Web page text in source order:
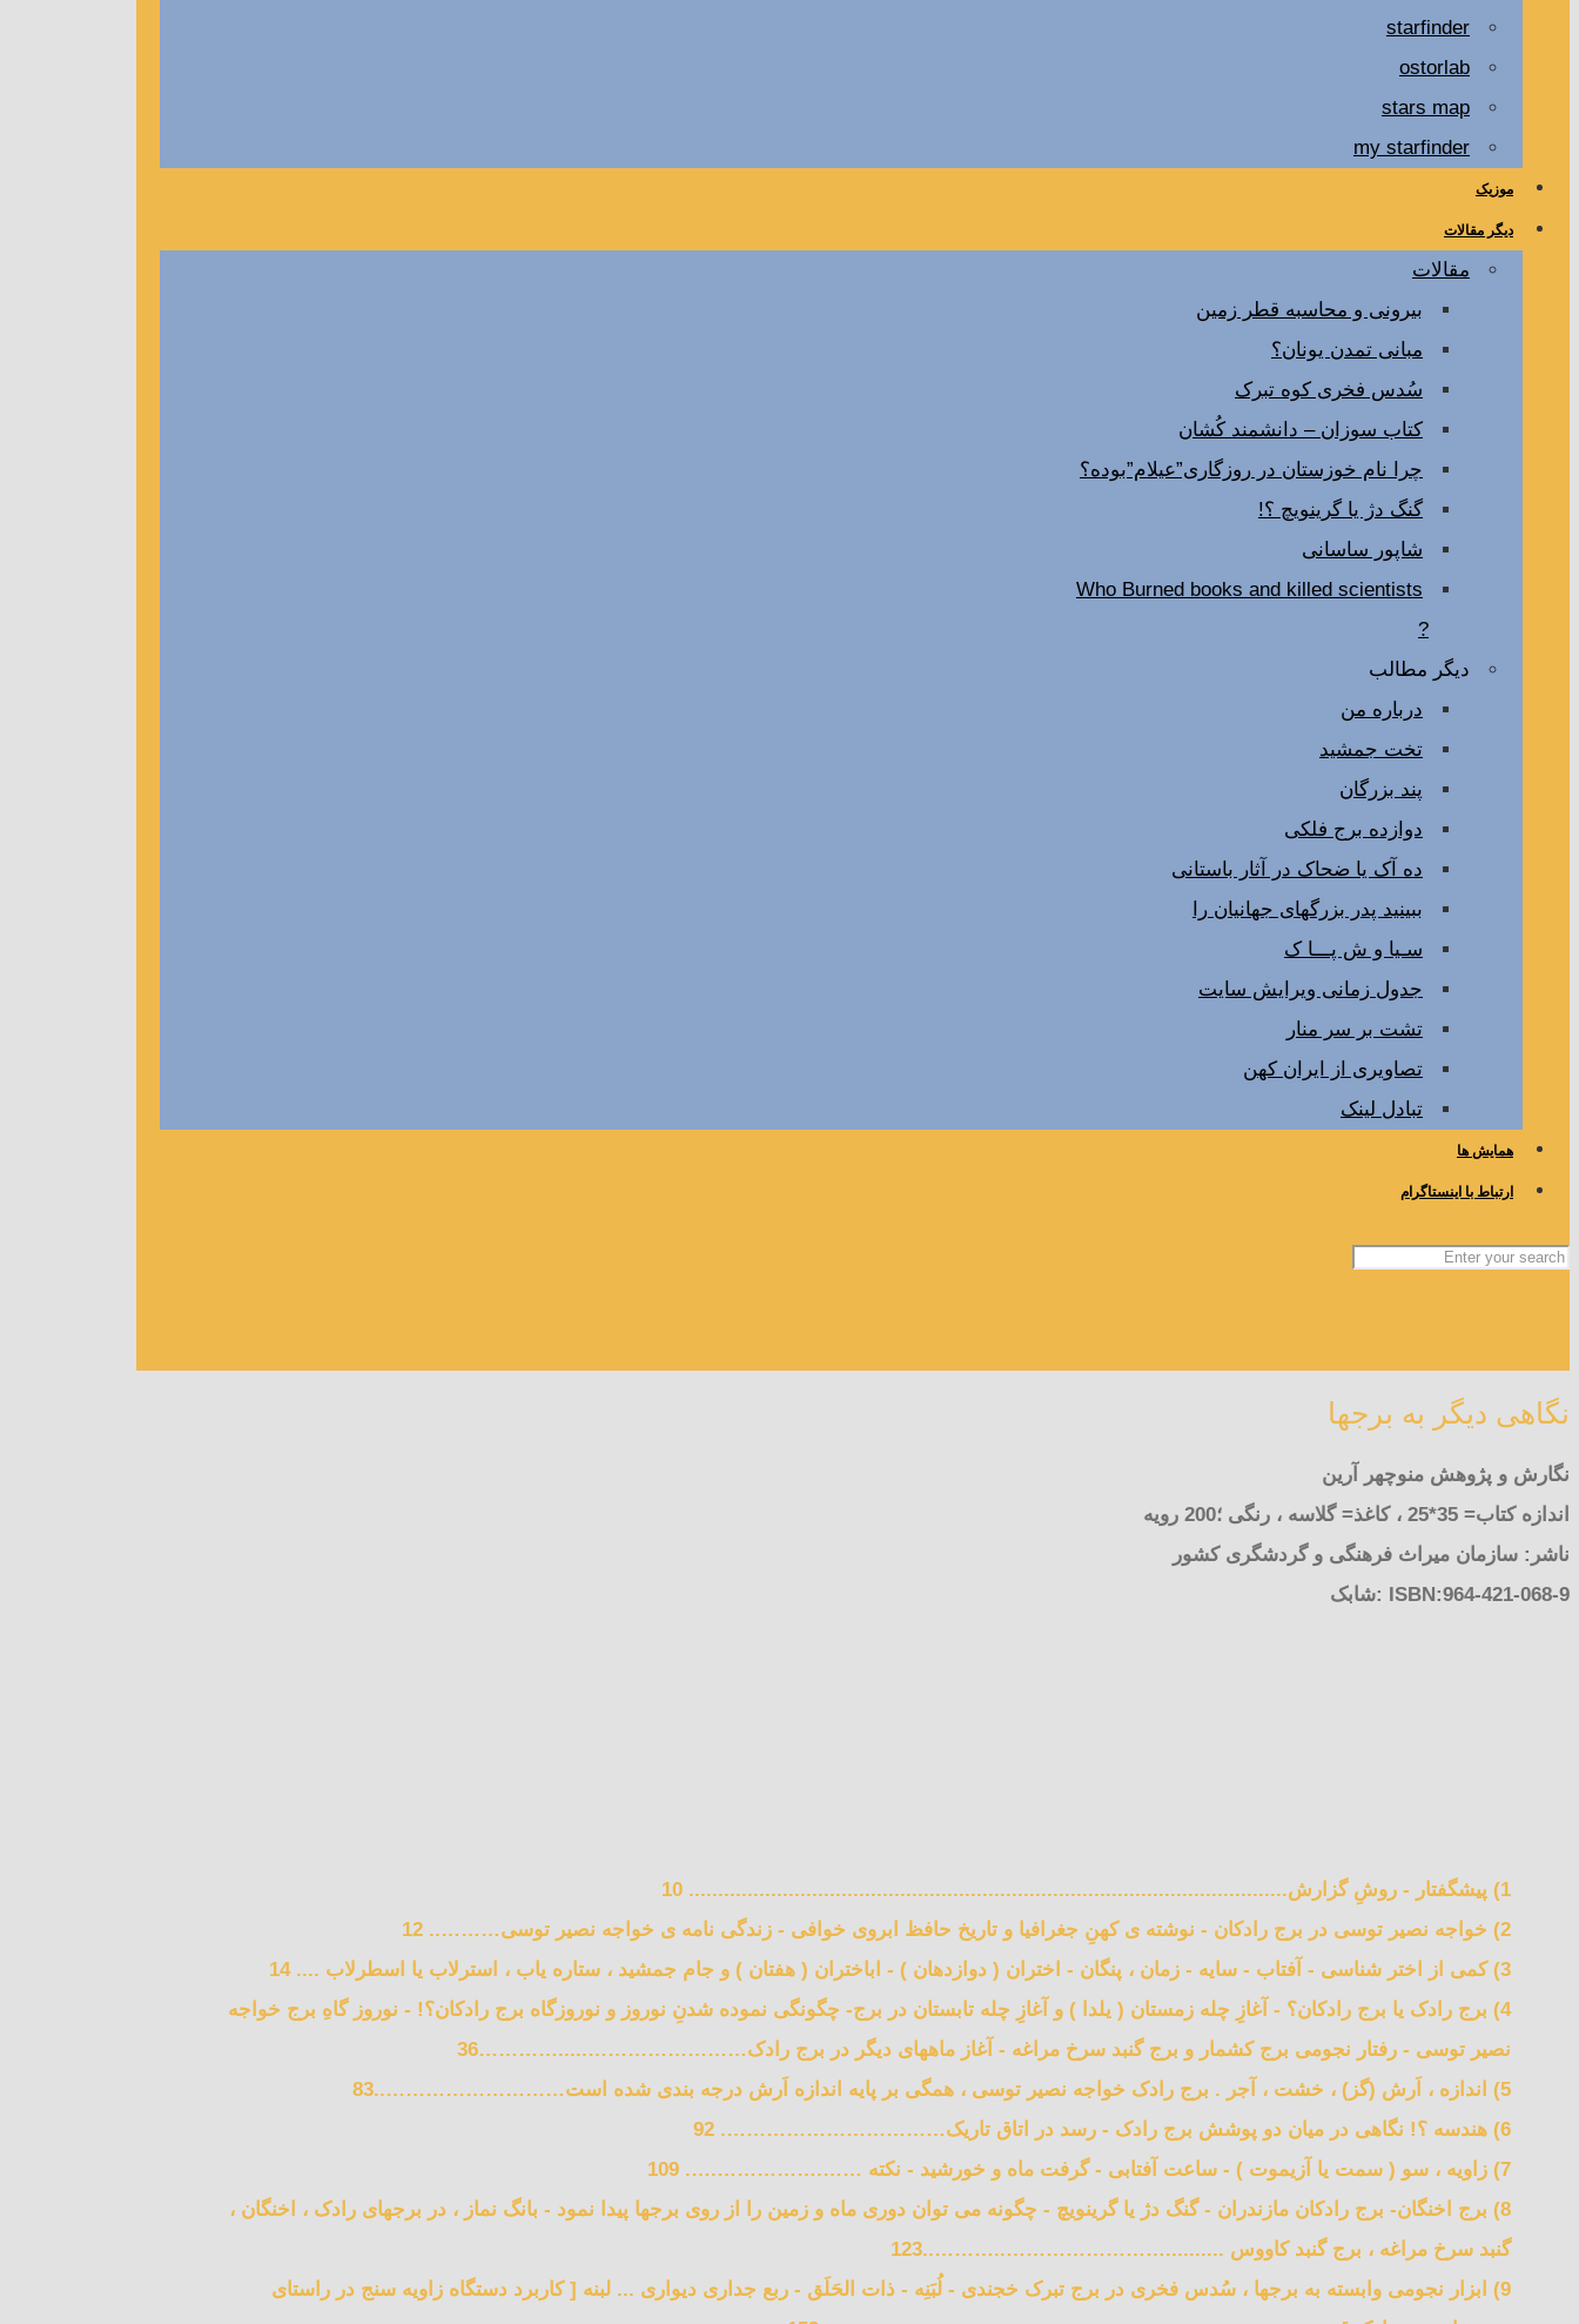
starfinder
ostorlab
stars map
my starfinder
موزیک
دیگر مقالات
مقالات
بیرونی و محاسبه قطر زمین
مبانی تمدن یونان؟
سُدس فخری کوه تبرک
کتاب سوزان – دانشمند کُشان
چرا نام خوزستان در روزگاری”عیلام”بوده؟
گنگ دژ یا گرینویچ ؟!
شاپور ساسانی
Who Burned books and killed scientists
?
دیگر مطالب
درباره من
تخت جمشید
پند بزرگان
دوازده برج فلکی
ده آک یا ضحاک در آثار باستانی
ببینید پدر بزرگهای جهانیان را
سـیا و ش پـــا ک
جدول زمانی ویرایش سایت
تشت بر سر منار
تصاویری از ایران کهن
تبادل لینک
همایش ها
ارتباط با اینستاگرام
نگاهی دیگر به برجها
نگارش و پژوهش منوچهر آرین
اندازه کتاب= 35*25 ، کاغذ= گلاسه ، رنگی ؛200 رويه
ناشر: سازمان ميراث فرهنگی و گردشگری کشور
ISBN:964-421-068-9 :شابک
1) پیشگفتار - روشِ گزارش...................................................................................................... 10
2) خواجه نصیر توسی در برج رادکان - نوشته ی کهنِ جغرافیا و تاریخ حافظ ابروی خوافی - زندگی نامه ی خواجه نصیر توسی……….. 12
3) کمی از اختر شناسی - آفتاب - سایه - زمان ، پنگان - اختران ( دوازدهان ) - اباختران ( هفتان ) و جام جمشید ، ستاره یاب ، استرلاب یا اسطرلاب .... 14
4) برج رادک یا برج رادکان؟ - آغازِ چله زمستان ( یلدا ) و آغازِ چله تابستان در برج- چگونگی نموده شدنِ نوروز و نوروزگاه برج رادکان؟! - نوروز گاهِ برج خواجه
نصیر توسی - رفتار نجومی برج کشمار و برج گنبد سرخ مراغه - آغاز ماههای دیگر در برج رادک…………………….....…………36
5) اندازه ، اَرش (گز) ، خشت ، آجر . برج رادک خواجه نصیر توسی ، همگی بر پایه اندازه اَرش درجه بندی شده است………………………..83
6) هندسه ؟! نگاهی در میان دو پوشش برج رادک - رسد در اتاق تاریک……………………………. 92
7) زاویه ، سو ( سمت یا آزیموت ) - ساعت آفتابی - گرفت ماه و خورشید - نکته …….…………….…. 109
8) برج اخنگان- برج رادکان مازندران - گنگ دژ یا گرینویچ - چگونه می توان دوری ماه و زمین را از روی برجها پیدا نمود - بانگ نماز ، در برجهای رادک ، اخنگان ،
گنبد سرخ مراغه ، برج گنبد کاووس ..........……………………..………..123
9) ابزار نجومی وابسته به برجها ، سُدس فخری در برج تبرک خجندی - لُبَنِه - ذات الحَلَق - ربع جداری دیواری ... لبنه [ کاربرد دستگاه زاویه سنج در راستای